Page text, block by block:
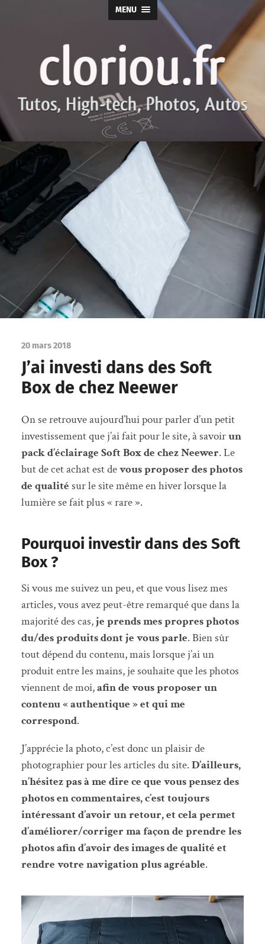
MENU
cloriou.fr
20 mars 2018
J’ai investi dans des Soft
Box de chez Neewer
On se retrouve aujourd’hui pour parler d’un petit
investissement que j’ai fait pour le site, à savoirun
pack d’éclairage Soft Box de chez Neewer. Le
but de cet achat est devous proposer des photos
de qualité sur le site même en hiver lorsque la
lumière se fait plus « rare ».
Pourquoi investir dans des Soft
Box ?
Si vous me suivez un peu, et que vous lisez mes
articles, vous avez peut-être remarqué que dans la
majorité des cas,je prends mes propres photos
du/des produits dont je vous parle. Bien sûr
tout dépend du contenu, mais lorsque j’ai un
produit entre les mains, je souhaite que les photos
viennent de moi,afin de vous proposer un
contenu « authentique » et qui me
correspond.
J’apprécie la photo, c’est donc un plaisir de
photographier pour les articles du site.D’ailleurs,
n’hésitez pas à me dire ce que vous pensez des
photos en commentaires, c’est toujours
intéressant d’avoir un retour, et cela permet
d’améliorer/corriger ma façon de prendre les
photos afin d’avoir des images de qualité et
rendre votre navigation plus agréable.